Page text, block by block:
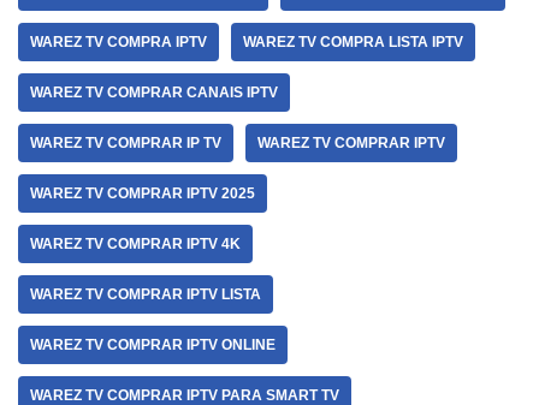
WAREZ TV COMPRA IPTV WAREZ TV COMPRA LISTA IPTV
WAREZ TV COMPRAR CANAIS IPTV
WAREZ TV COMPRAR IP TV WAREZ TV COMPRAR IPTV
WAREZ TV COMPRAR IPTV 2025
WAREZ TV COMPRAR IPTV 4K
WAREZ TV COMPRAR IPTV LISTA
WAREZ TV COMPRAR IPTV ONLINE
WAREZ TV COMPRAR IPTV PARA SMART TV